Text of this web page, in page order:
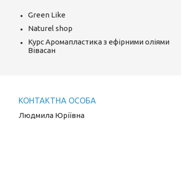
Green Like
Naturel shop
Курс Аромапластика з ефірними оліями
Вівасан
Людмила Юріївна